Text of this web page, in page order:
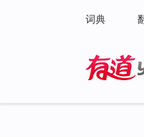
词典